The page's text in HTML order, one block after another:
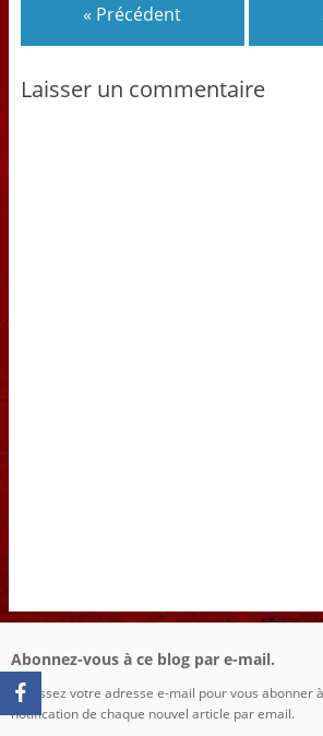
« Précédent
Laisser un commentaire
Abonnez-vous à ce blog par e-mail.
Saisissez votre adresse e-mail pour vous abonner
notification de chaque nouvel article par email.